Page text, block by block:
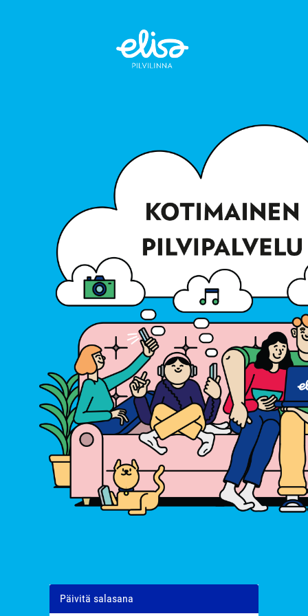
Päivitä salasana